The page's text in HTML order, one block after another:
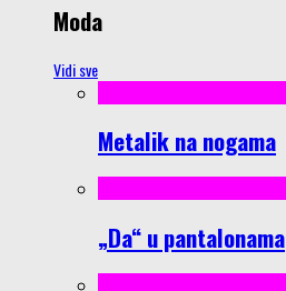
Moda
Vidi sve
Metalik na nogama
„Da“ u pantalonama